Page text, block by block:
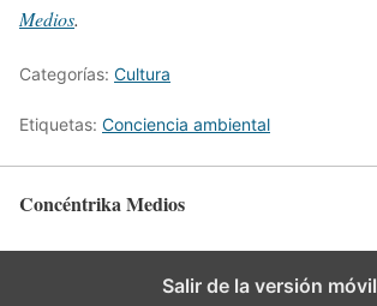
Medios.
Categorías: Cultura
Etiquetas: Conciencia ambiental
Concéntrika Medios
Salir de la versión móvil